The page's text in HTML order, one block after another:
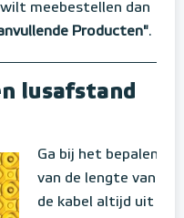
meebestellen dan
Producten".
lusafstand
Ga bij het bepalen
van de lengte van
de kabel altijd uit